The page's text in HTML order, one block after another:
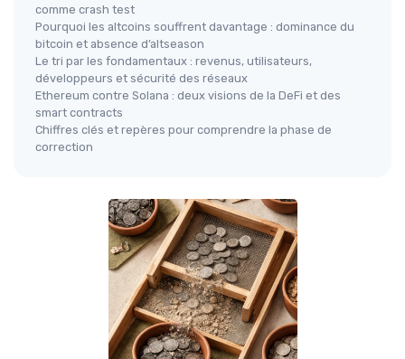
comme crash test
Pourquoi les altcoins souffrent davantage : dominance du
bitcoin et absence d’altseason
Le tri par les fondamentaux : revenus, utilisateurs,
développeurs et sécurité des réseaux
Ethereum contre Solana : deux visions de la DeFi et des
smart contracts
Chiffres clés et repères pour comprendre la phase de
correction